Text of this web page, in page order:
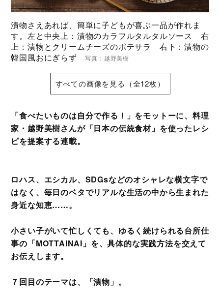
漬物さえあれば、簡単に子どもが喜ぶ一品が作れま
す。左と中央上：漬物のカラフルタルタルソース 右
上：漬物とクリームチーズのポテサラ 右下：漬物の
韓国風おにぎらず 写真：越野美樹
すべての画像を見る（全12枚）
「食べたいものは自分で作る！」をモットーに、料理
家・越野美樹さんが「日本の伝統食材」を使ったレシ
ピを提案する連載。
ロハス、エシカル、SDGsなどのオシャレな横文字で
はなく、毎日のベタでリアルな生活の中から生まれた
身近な知恵……。
小さい子がいて忙しくても、ゆるく続けられる台所仕
事の「MOTTAINAI」を、具体的な実践方法を交えて
お伝えします。
７回目のテーマは、「漬物」。